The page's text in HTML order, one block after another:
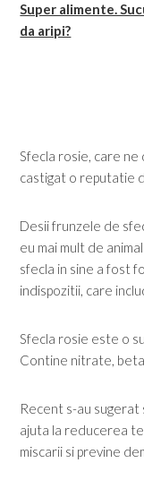
Super alimente.
da aripi?
Sfecla rosie, care ne
castigat o reputatie
Desii frunzele de
eu mai mult de
sfecla in sine a fost
indispozitii, care
Sfecla rosie este o
Contine nitrate,
Recent s-au sugerat
ajuta la reducerea
miscarii si previne